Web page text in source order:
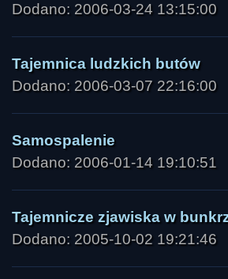
Dodano: 2006-03-24 13:15:00
Tajemnica ludzkich butów
Dodano: 2006-03-07 22:16:00
Samospalenie
Dodano: 2006-01-14 19:10:51
Tajemnicze zjawiska w
Dodano: 2005-10-02 19:21:46